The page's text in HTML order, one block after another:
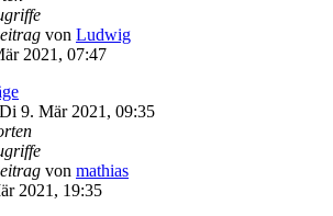
von Ludwig
2021, 07:47
Di 9. Mär 2021, 09:35
von mathias
2021, 19:35